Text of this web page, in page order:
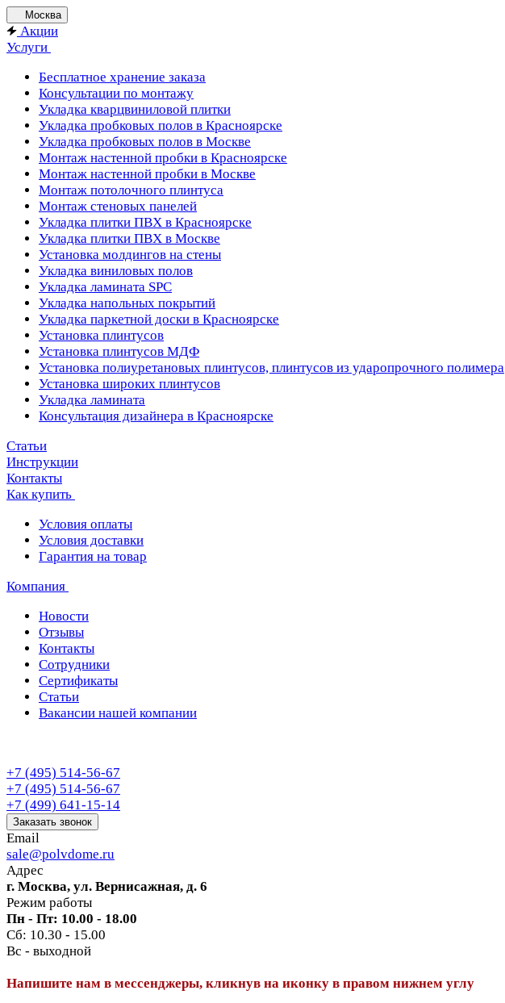
Москва
Акции
Услуги
Бесплатное хранение заказа
Консультации по монтажу
Укладка кварцвиниловой плитки
Укладка пробковых полов в Красноярске
Укладка пробковых полов в Москве
Монтаж настенной пробки в Красноярске
Монтаж настенной пробки в Москве
Монтаж потолочного плинтуса
Монтаж стеновых панелей
Укладка плитки ПВХ в Красноярске
Укладка плитки ПВХ в Москве
Установка молдингов на стены
Укладка виниловых полов
Укладка ламината SPC
Укладка напольных покрытий
Укладка паркетной доски в Красноярске
Установка плинтусов
Установка плинтусов МДФ
Установка полиуретановых плинтусов, плинтусов из ударопрочного полимера
Установка широких плинтусов
Укладка ламината
Консультация дизайнера в Красноярске
Статьи
Инструкции
Контакты
Как купить
Условия оплаты
Условия доставки
Гарантия на товар
Компания
Новости
Отзывы
Контакты
Сотрудники
Сертификаты
Статьи
Вакансии нашей компании
+7 (495) 514-56-67
+7 (495) 514-56-67
+7 (499) 641-15-14
Заказать звонок
Email
sale@polvdome.ru
Адрес
г. Москва, ул. Вернисажная, д. 6
Режим работы
Пн - Пт: 10.00 - 18.00
Сб: 10.30 - 15.00
Вс - выходной
Напишите нам в мессенджеры, кликнув на иконку в правом нижнем углу